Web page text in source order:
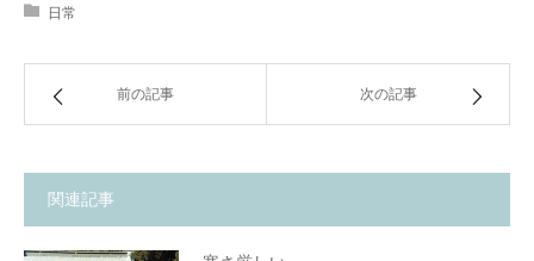
日常
前の記事 次の記事
関連記事